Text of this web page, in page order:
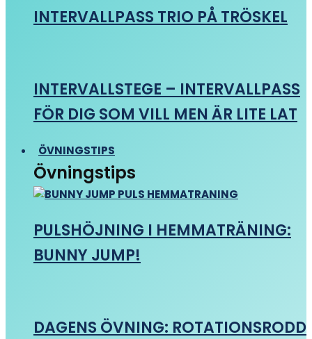
INTERVALLPASS TRIO PÅ TRÖSKEL
INTERVALLSTEGE – INTERVALLPASS
FÖR DIG SOM VILL MEN ÄR LITE LAT
ÖVNINGSTIPS
Övningstips
PULSHÖJNING I HEMMATRÄNING:
BUNNY JUMP!
DAGENS ÖVNING: ROTATIONSRODD